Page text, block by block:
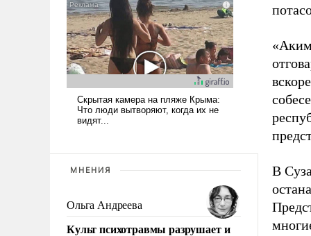
МНЕНИЯ
Ольга Андреева
Культ психотравмы разрушает и
В